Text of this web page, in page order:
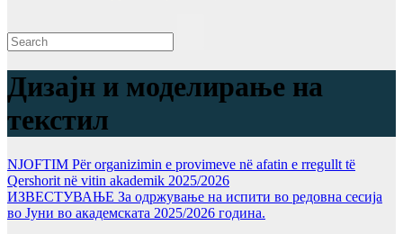
Дизајн и моделирање на
текстил
NJOFTIM Për organizimin e provimeve në afatin e rregullt të
Qershorit në vitin akademik 2025/2026
ИЗВЕСТУВАЊЕ За одржување на испити во редовна сесија
во Јуни во академската 2025/2026 година.